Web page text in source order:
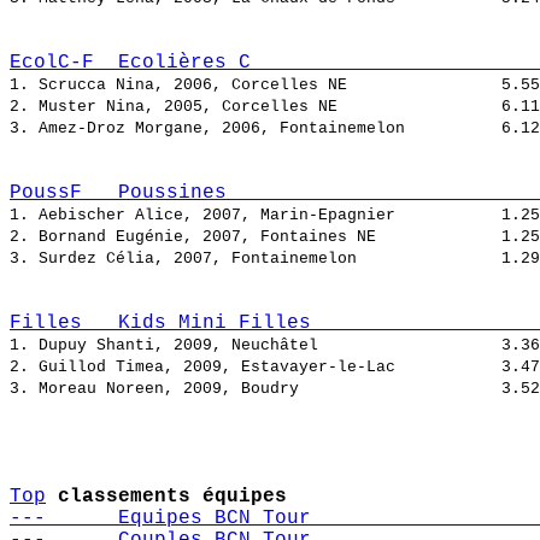
EcolC-F  Ecolières C
1. Scrucca Nina, 2006, Corcelles NE
2. Muster Nina, 2005, Corcelles NE
3. Amez-Droz Morgane, 2006, Fontainemelon
PoussF   Poussines
1. Aebischer Alice, 2007, Marin-Epagnier
2. Bornand Eugénie, 2007, Fontaines NE
3. Surdez Célia, 2007, Fontainemelon
Filles   Kids Mini Filles
1. Dupuy Shanti, 2009, Neuchâtel
2. Guillod Timea, 2009, Estavayer-le-Lac
3. Moreau Noreen, 2009, Boudry
Top
classements équipes
---      Equipes BCN Tour